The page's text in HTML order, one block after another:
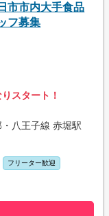
市市内大手食品
フ募集
スタート！
八王子線 赤堀駅
フリーター歓迎